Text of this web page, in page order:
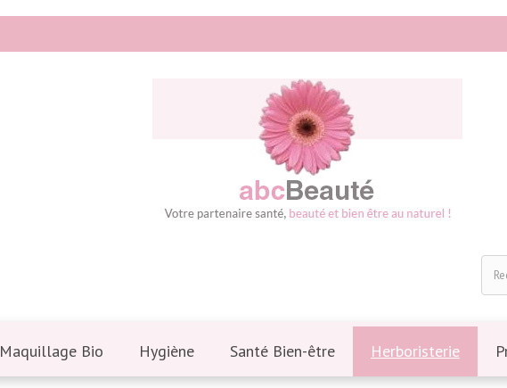
Maquillage Bio Hygiène Santé Bien-être Herboristerie